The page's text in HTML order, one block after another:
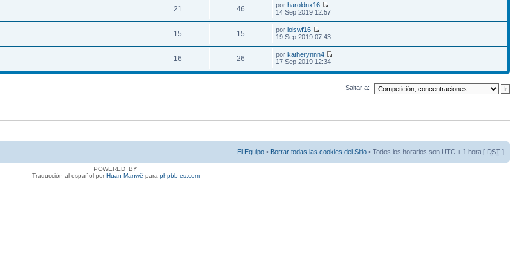
21 46 porharoldnx16
14 Sep 2019 12:57
15 15 porloiswf16
19 Sep 2019 07:43
16 26 porkatherynnn4
17 Sep 2019 12:34
Saltar a:
El Equipo • Borrar todas las cookies del Sitio • Todos los horarios son UTC + 1 hora [ DST ]
POWERED_BY
Traducción al español porHuan Manwë para phpbb-es.com